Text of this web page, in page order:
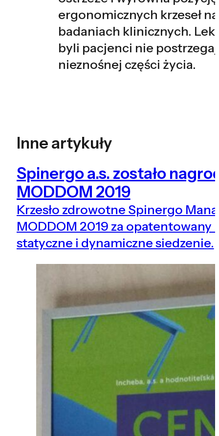
ergonomicznych krzeseł
badaniach klinicznych.
byli pacjenci nie
nieznośnej części życia.
Inne artykuły
Spinergo a.s. zostało
MODDOM 2019
Krzesło zdrowotne Spinergo
MODDOM 2019 za
statyczne i dynamiczne siedzenie.